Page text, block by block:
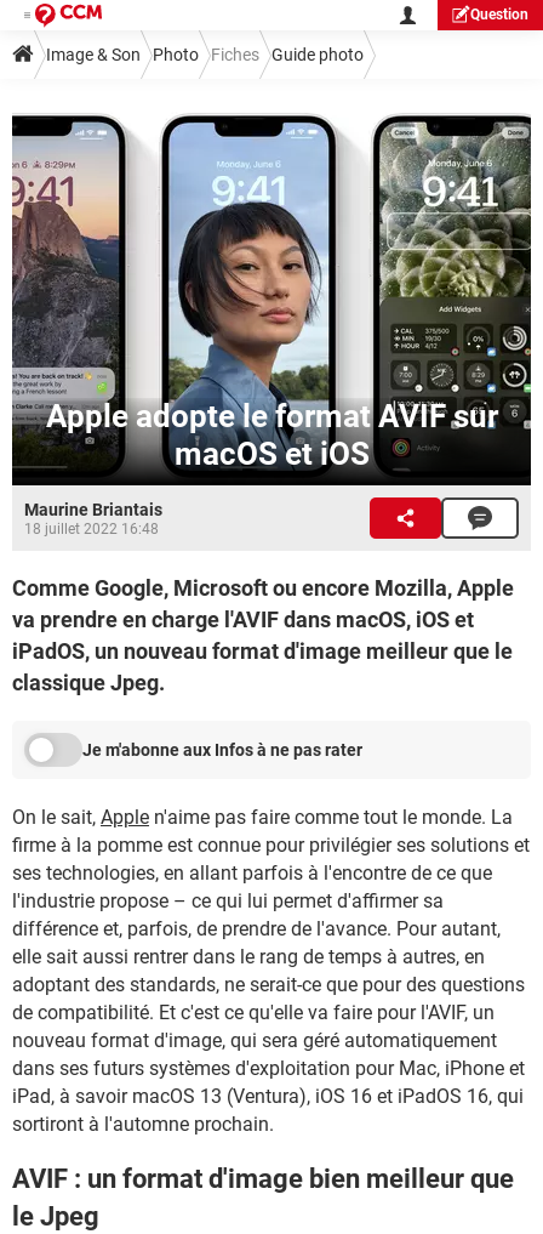
Question
Image & Son Photo Fiches Guide photo
Apple adopte le format AVIF sur
macOS et iOS
Maurine Briantais
18 juillet 2022 16:48
Comme Google, Microsoft ou encore Mozilla, Apple
va prendre en charge l'AVIF dans macOS, iOS et
iPadOS, un nouveau format d'image meilleur que le
classique Jpeg.
Je m'abonne aux Infos à ne pas rater
On le sait, Apple n'aime pas faire comme tout le monde. La
firme à la pomme est connue pour privilégier ses solutions et
ses technologies, en allant parfois à l'encontre de ce que
l'industrie propose – ce qui lui permet d'affirmer sa
différence et, parfois, de prendre de l'avance. Pour autant,
elle sait aussi rentrer dans le rang de temps à autres, en
adoptant des standards, ne serait-ce que pour des questions
de compatibilité. Et c'est ce qu'elle va faire pour l'AVIF, un
nouveau format d'image, qui sera géré automatiquement
dans ses futurs systèmes d'exploitation pour Mac, iPhone et
iPad, à savoir macOS 13 (Ventura), iOS 16 et iPadOS 16, qui
sortiront à l'automne prochain.
AVIF : un format d'image bien meilleur que
le Jpeg